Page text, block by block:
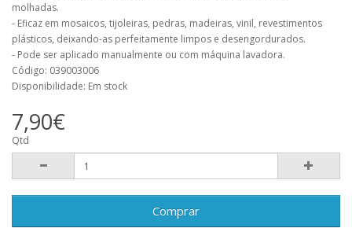
molhadas.
- Eficaz em mosaicos, tijoleiras, pedras, madeiras, vinil, revestimentos
plásticos, deixando-as perfeitamente limpos e desengordurados.
- Pode ser aplicado manualmente ou com máquina lavadora.
Código: 039003006
Disponibilidade: Em stock
7,90€
Qtd
Comprar